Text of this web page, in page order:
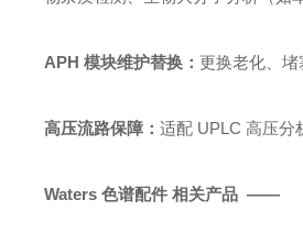
APH 模块维护替换： 更换老化、
高压流路保障： 适配 UPLC 高压分
Waters 色谱配件 相关产品 ——